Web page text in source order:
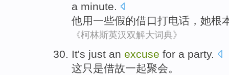
a minute.
他用一些假的借口打电话 ， 她根
《柯林斯英汉双解大词典》
It's just an excuse for a party.
这只是借故一起聚会。